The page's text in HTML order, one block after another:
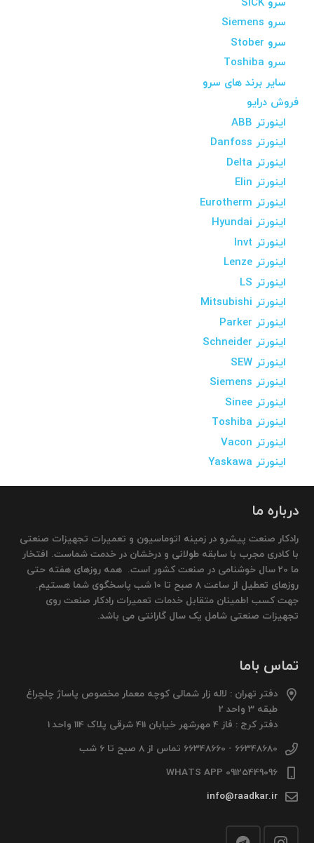
سرو Siemens
سرو Stober
سرو Toshiba
سایر برند های سرو
فروش درایو
اینورتر ABB
اینورتر Danfoss
اینورتر Delta
اینورتر Elin
اینورتر Eurotherm
اینورتر Hyundai
اینورتر Invt
اینورتر Lenze
اینورتر LS
اینورتر Mitsubishi
اینورتر Parker
اینورتر Schneider
اینورتر SEW
اینورتر Siemens
اینورتر Sinee
اینورتر Toshiba
اینورتر Vacon
اینورتر Yaskawa
درباره ما
رادکار صنعت پیشرو در زمینه اتوماسیون و تعمیرات تجهیزات صنعتی
با کادری مجرب با سابقه طولانی و درخشان در خدمت شماست. افتخار
ما 20 سال خوشنامی در صنعت کشور است. همه روزهای هفته حتی
روزهای تعطیل از ساعت 8 صبح تا 10 شب پاسخگوی شما هستیم.
جهت کسب اطمینان متقابل خدمات تعمیرات رادکار صنعت روی
تجهیزات صنعتی شامل یک سال گارانتی می باشد.
تماس باما
دفتر تهران : لاله زار شمالی کوچه معمار مخصوص پاساژ چلچراغ
طبقه 3 واحد 2
دفتر کرج : فاز 4 مهرشهر خیابان 411 شرقی پلاک 114 واحد 1
66348680 - 66348660 تماس از 8 صبح تا 6 شب
09125449096 WHATS APP
info@raadkar.ir